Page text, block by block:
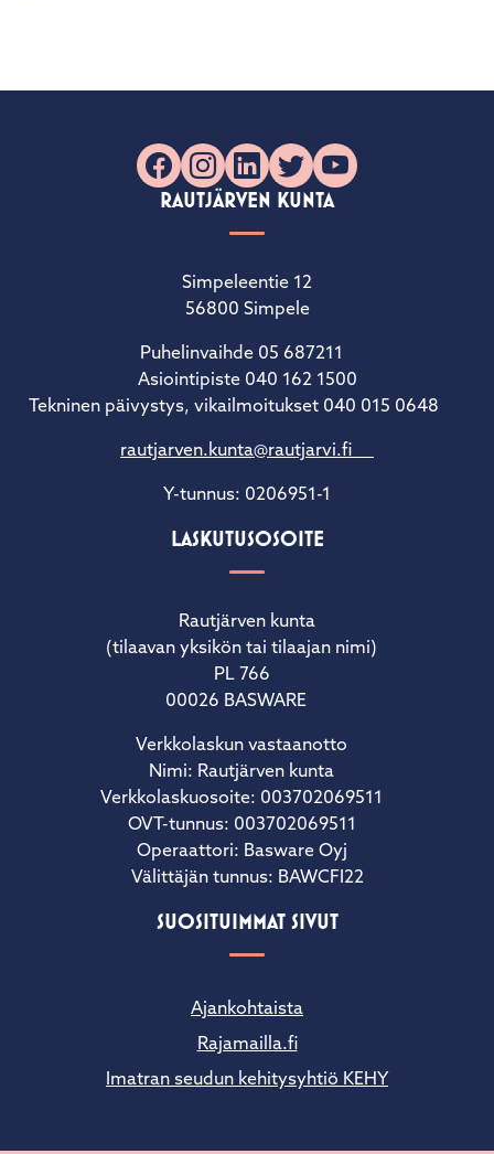
Facebook
Instagram
LinkedIn
X YouTube
RAUTJÄRVEN KUNTA
Simpeleentie 12
56800 Simpele
Puhelinvaihde 05 687211
Asiointipiste 040 162 1500
Tekninen päivystys, vikailmoitukset 040 015 0648
rautjarven.kunta@rautjarvi.fi
Y-tunnus: 0206951-1
LASKUTUSOSOITE
Rautjärven kunta
(tilaavan yksikön tai tilaajan nimi)
PL 766
00026 BASWARE
Verkkolaskun vastaanotto
Nimi: Rautjärven kunta
Verkkolaskuosoite: 003702069511
OVT-tunnus: 003702069511
Operaattori: Basware Oyj
Välittäjän tunnus: BAWCFI22
SUOSITUIMMAT SIVUT
Ajankohtaista
Rajamailla.fi
Imatran seudun kehitysyhtiö KEHY